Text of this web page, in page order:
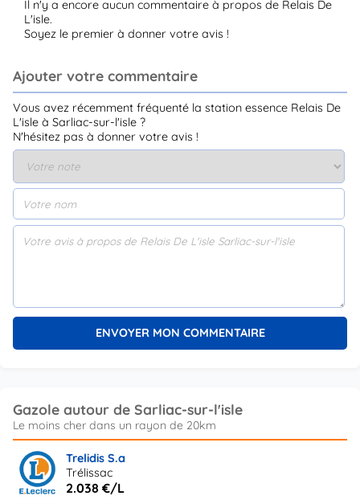
Il n'y a encore aucun commentaire à propos de Relais De
L'isle.
Soyez le premier à donner votre avis !
Ajouter votre commentaire
Vous avez récemment fréquenté la station essence Relais De
L'isle à Sarliac-sur-l'isle ?
N'hésitez pas à donner votre avis !
Gazole autour de Sarliac-sur-l'isle
Trelidis S.a
Trélissac
2.038 €/L